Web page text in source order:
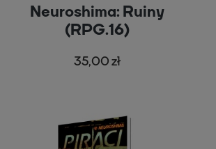
Neuroshima: Ruiny
(RPG.16)
35,00 zł